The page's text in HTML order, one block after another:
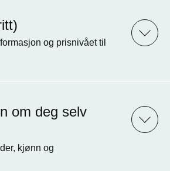
og prisnivået til
om deg selv
kjønn og